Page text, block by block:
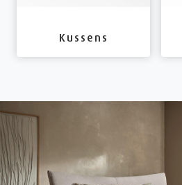
Kussens